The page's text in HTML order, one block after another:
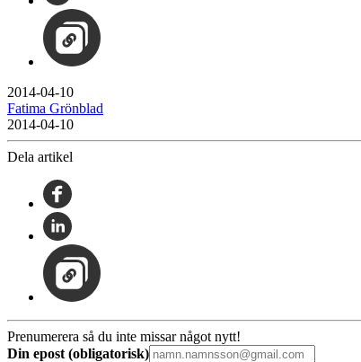
2014-04-10
Fatima Grönblad
2014-04-10
Dela artikel
Prenumerera så du inte missar något nytt!
Din epost (obligatorisk)